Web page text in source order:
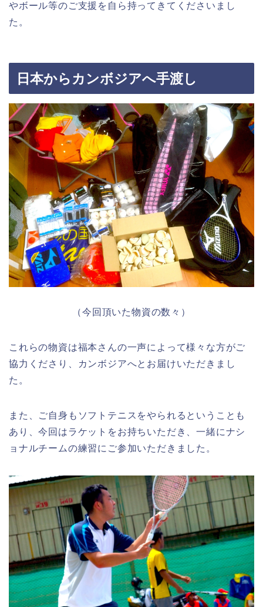
やボール等のご支援を自ら持ってきてくださいまし
た。
日本からカンボジアへ手渡し
（今回頂いた物資の数々）
これらの物資は福本さんの一声によって様々な方がご
協力くださり、カンボジアへとお届けいただきまし
た。
また、ご自身もソフトテニスをやられるということも
あり、今回はラケットをお持ちいただき、一緒にナシ
ョナルチームの練習にご参加いただきました。